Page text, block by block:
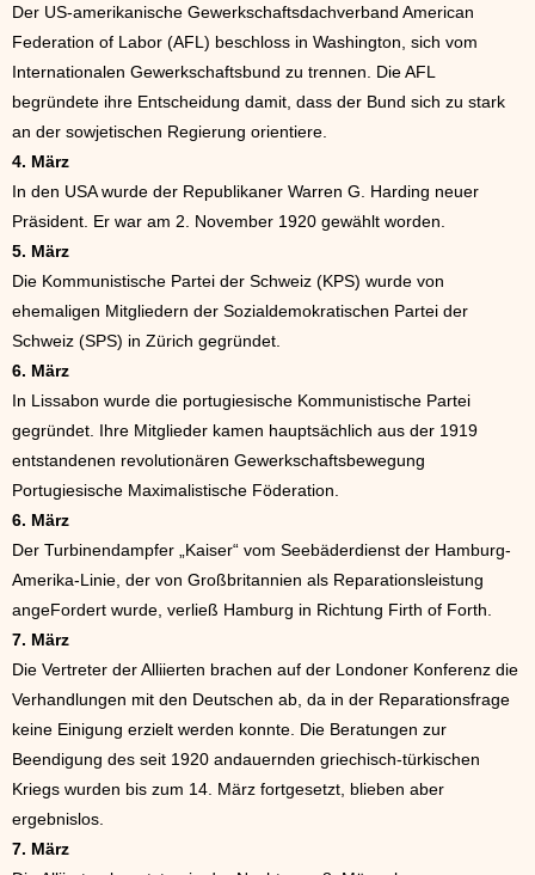
Der US-amerikanische Gewerkschaftsdachverband American
Federation of Labor (AFL) beschloss in Washington, sich vom
Internationalen Gewerkschaftsbund zu trennen. Die AFL
begründete ihre Entscheidung damit, dass der Bund sich zu stark
an der sowjetischen Regierung orientiere.
4. März
In den USA wurde der Republikaner Warren G. Harding neuer
Präsident. Er war am 2. November 1920 gewählt worden.
5. März
Die Kommunistische Partei der Schweiz (KPS) wurde von
ehemaligen Mitgliedern der Sozialdemokratischen Partei der
Schweiz (SPS) in Zürich gegründet.
6. März
In Lissabon wurde die portugiesische Kommunistische Partei
gegründet. Ihre Mitglieder kamen hauptsächlich aus der 1919
entstandenen revolutionären Gewerkschaftsbewegung
Portugiesische Maximalistische Föderation.
6. März
Der Turbinendampfer „Kaiser“ vom Seebäderdienst der Hamburg-
Amerika-Linie, der von Großbritannien als Reparationsleistung
angeFordert wurde, verließ Hamburg in Richtung Firth of Forth.
7. März
Die Vertreter der Alliierten brachen auf der Londoner Konferenz die
Verhandlungen mit den Deutschen ab, da in der Reparationsfrage
keine Einigung erzielt werden konnte. Die Beratungen zur
Beendigung des seit 1920 andauernden griechisch-türkischen
Kriegs wurden bis zum 14. März fortgesetzt, blieben aber
ergebnislos.
7. März